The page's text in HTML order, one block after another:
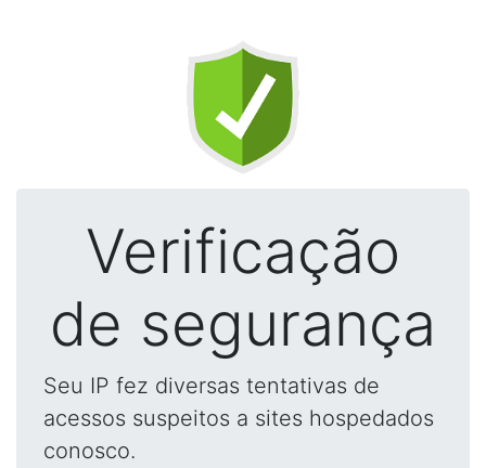
Verificação
de segurança
Seu IP fez diversas tentativas de
acessos suspeitos a sites hospedados
conosco.